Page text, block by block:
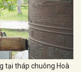
tại tháp chuông Hoà